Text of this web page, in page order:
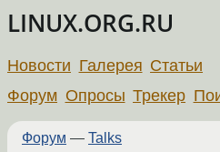
LINUX.ORG.RU
Новости Галерея Статьи
Форум Опросы Трекер
Форум — Talks